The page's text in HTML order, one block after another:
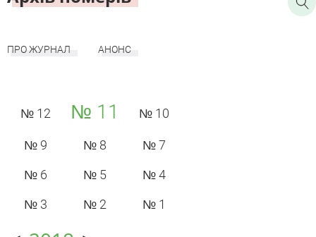
ПРО ЖУРНАЛ АНОНС
№ 12 № 11 № 10
№ 9 № 8
№ 7
№ 6
№ 5
№ 4
№ 3
№ 2 № 1